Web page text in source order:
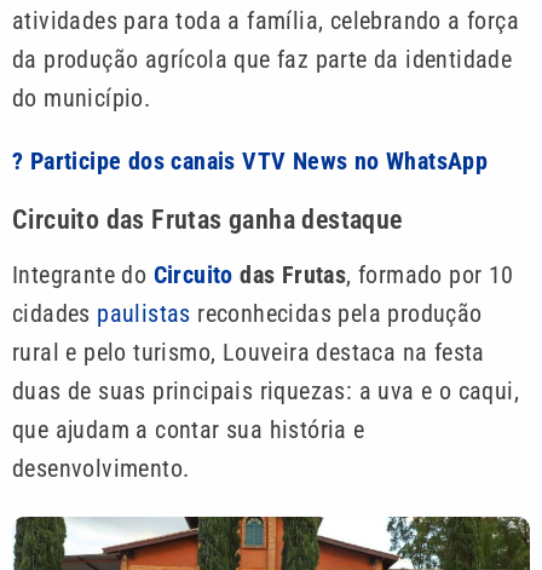
atividades para toda a família, celebrando a força
da produção agrícola que faz parte da identidade
do município.
? Participe dos canais VTV News no WhatsApp
Circuito das Frutas ganha destaque
Integrante do Circuitodas Frutas, formado por 10
cidades paulistas reconhecidas pela produção
rural e pelo turismo, Louveira destaca na festa
duas de suas principais riquezas: a uva e o caqui,
que ajudam a contar sua história e
desenvolvimento.